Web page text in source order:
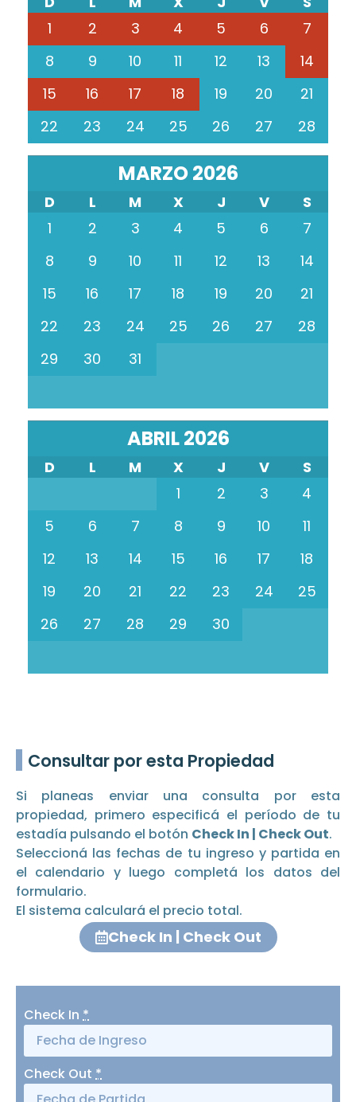
1
2 3 4 5 6
7
8
9 10 11 12 13
14
15
16 17 18 19 20
21
22
23 24 25 26 27 28
MARZO 2026
D L M X J V
S
1
2 3 4 5 6
7
8
9 10 11 12 13
14
15
16 17 18 19 20
21
22
23 24 25 26 27
28
29
30 31
ABRIL 2026
D L M X J V
S
1
2 3
4
5
6 7 8 9 10
11
12
13 14 15 16 17
18
19
20 21 22 23 24
25
26
27 28 29 30
Consultar por esta Propiedad
Si planeas enviar una consulta por esta
propiedad, primero especificá el período de tu
estadía pulsando el botón Check In | Check Out.
Seleccioná las fechas de tu ingreso y partida en
el calendario y luego completá los datos del
formulario.
El sistema calculará el precio total.
Check In | Check Out
Check In *
Check Out *